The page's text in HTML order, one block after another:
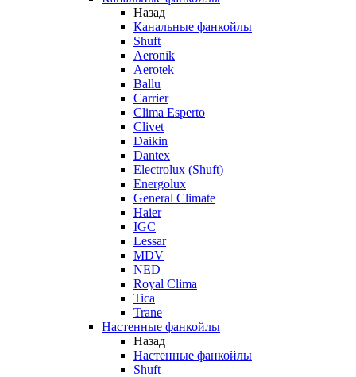
Назад
Канальные фанкойлы
Shuft
Aeronik
Aerotek
Ballu
Carrier
Clima Esperto
Clivet
Daikin
Dantex
Electrolux (Shuft)
Energolux
General Climate
Haier
IGC
Lessar
MDV
NED
Royal Clima
Tica
Trane
Настенные фанкойлы
Назад
Настенные фанкойлы
Shuft